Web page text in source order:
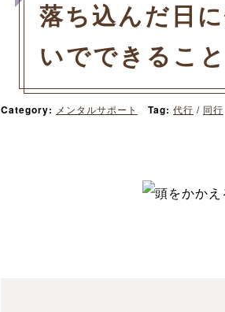
落ち込んだ日
いでできること
Category: メンタルサポート Tag: 代行 / 同行